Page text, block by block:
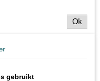
Ok
gebruikt